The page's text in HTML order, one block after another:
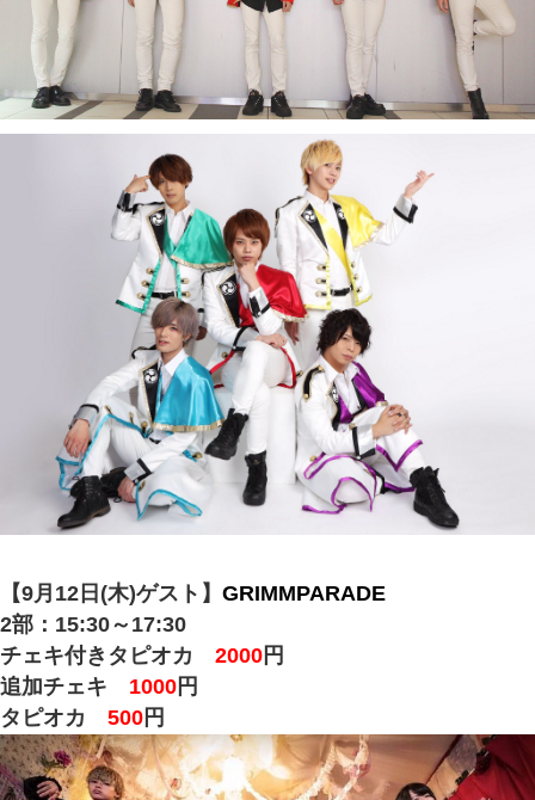
【9月12日(木)ゲスト】 GRIMMPARADE
2部：15:30～17:30
チェキ付きタピオカ 2000 円
追加チェキ 1000 円
タピオカ 500 円